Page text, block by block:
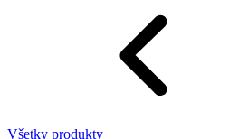
Všetky produkty